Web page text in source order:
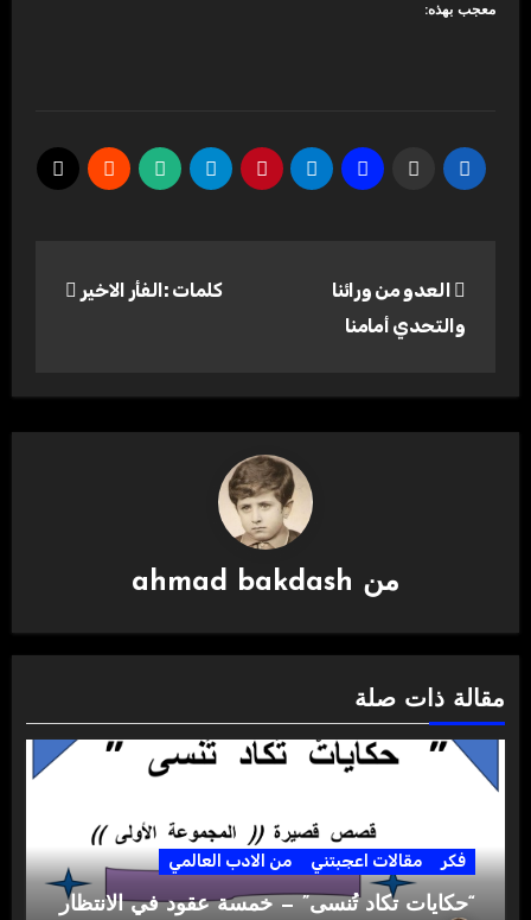
معجب بهذه:
المقالات
العدو من ورائنا
والتحدي أمامنا
كلمات :الفأر الاخير
من ahmad bakdash
مقالة ذات صلة
فكر مقالات اعجبتني من الادب العالمي
“حكايات تكاد تُنسى” — خمسة عقود في الانتظار